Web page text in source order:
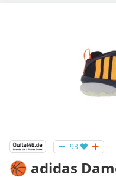
93
🏀 adidas